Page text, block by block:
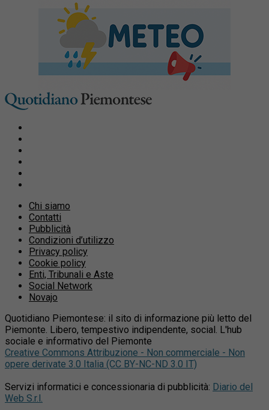
Chi siamo
Contatti
Pubblicità
Condizioni d’utilizzo
Privacy policy
Cookie policy
Enti, Tribunali e Aste
Social Network
Novajo
Quotidiano Piemontese: il sito di informazione più letto del
Piemonte. Libero, tempestivo indipendente, social. L'hub
sociale e informativo del Piemonte
Creative Commons Attribuzione - Non commerciale - Non
opere derivate 3.0 Italia (CC BY-NC-ND 3.0 IT)
Servizi informatici e concessionaria di pubblicità: Diario del
Web S.r.l.